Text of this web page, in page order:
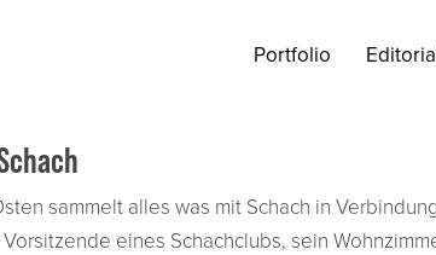
Portfolio
sammelt alles was mit Schach in
eines Schachclubs, sein